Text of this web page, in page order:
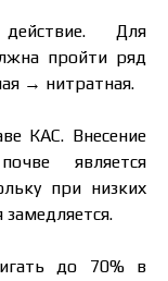
Для
пройти ряд
→ нитратная.
КАС. Внесение
является
при низких
до 70% в